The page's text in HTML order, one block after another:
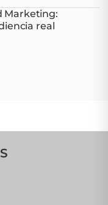
Marketing:
real